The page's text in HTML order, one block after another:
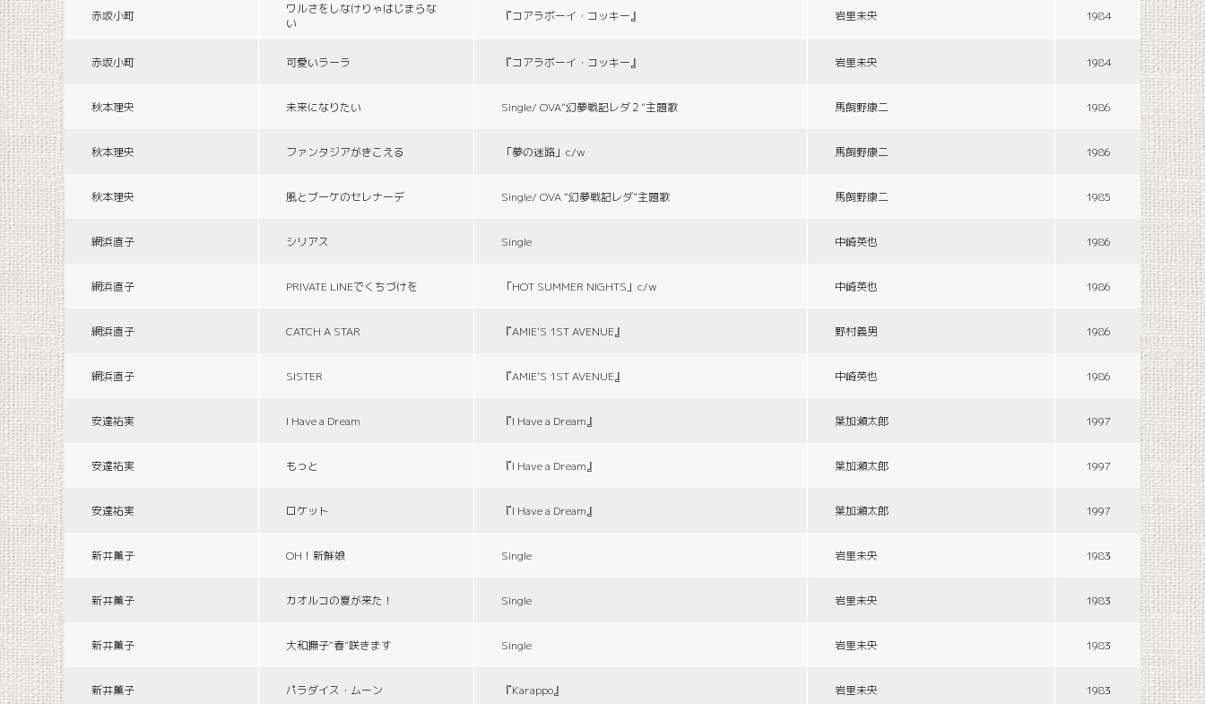
赤坂小町
ワルさをしなけりゃはじまらな
い
『コアラボーイ・コッキー』 岩里未央 1984
赤坂小町 可愛いラーラ 『コアラボーイ・コッキー』 岩里未央 1984
秋本理央 未来になりたい Single/ OVA“幻夢戦記レダ２”主題歌 馬飼野康二 1986
秋本理央 ファンタジアがきこえる 「夢の迷路」c/w 馬飼野康二 1986
秋本理央 風とブーケのセレナーデ Single/ OVA “幻夢戦記レダ”主題歌 馬飼野康二 1985
網浜直子 シリアス Single 中崎英也 1986
網浜直子 PRIVATE LINEでくちづけを 「HOT SUMMER NIGHTS」c/w 中崎英也 1986
網浜直子 CATCH A STAR 『AMIE'S 1ST AVENUE』 野村義男 1986
網浜直子 SISTER 『AMIE'S 1ST AVENUE』 中崎英也 1986
安達祐実 I Have a Dream 『I Have a Dream』 葉加瀬太郎 1997
安達祐実 もっと 『I Have a Dream』 葉加瀬太郎 1997
安達祐実 ロケット 『I Have a Dream』 葉加瀬太郎 1997
新井薫子 OH！新鮮娘 Single 岩里未央 1983
新井薫子 カオルコの夏が来た！ Single 岩里未央 1983
新井薫子 大和撫子“春”咲きます Single 岩里未央 1983
新井薫子 パラダイス・ムーン 『Karappo』 岩里未央 1983